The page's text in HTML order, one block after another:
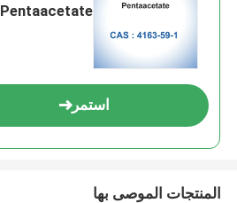
Pentaacetate
استمر
المنتجات الموصى بها